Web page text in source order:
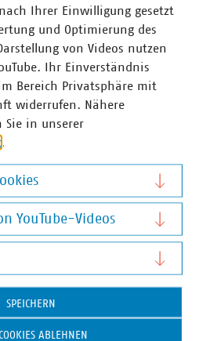
vom 30.01.2024 l Az.: EnVR
die Fortzahlung des
zusätzlichen arbeitsfreien
rung oder…
im
der Erdgasnutzung erfordert
für die
Die Bundesnetzagentur hat
vorgelegt.
Ihrer Einwilligung gesetzt
und Optimierung des
von Videos nutzen
Ihr Einverständnis
Bereich Privatsphäre mit
widerrufen. Nähere
in unserer
YouTube-Videos
Videos
SPEICHERN
ABLEHNEN